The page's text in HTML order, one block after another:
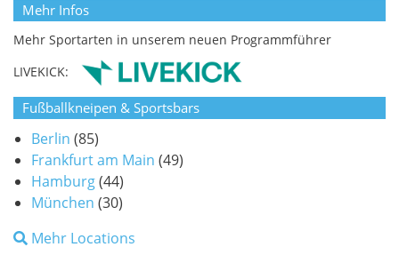
Mehr Infos
Mehr Sportarten in unserem neuen Programmführer
LIVEKICK:
Fußballkneipen & Sportsbars
Berlin (85)
Frankfurt am Main (49)
Hamburg(44)
München (30)
Mehr Locations